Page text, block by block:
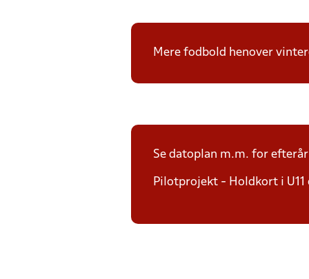
Mere fodbold henover
Se datoplan m.m. for
Pilotprojekt - Holdkort i U11